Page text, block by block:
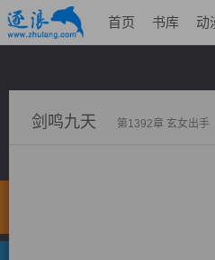
首页 书库 动
剑鸣九天 第1392章 玄女出手